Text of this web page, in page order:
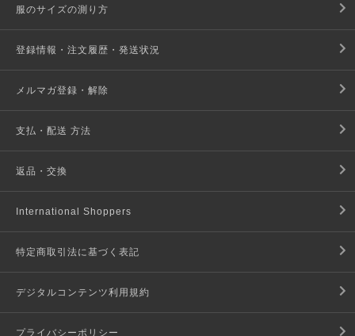
服のサイズの測り方
登録情報・注文履歴・発送状況
メルマガ登録・解除
支払・配送 方法
返品・交換
International Shoppers
特定商取引法に基づく表記
デジタルコンテンツ利用規約
プライバシーポリシー